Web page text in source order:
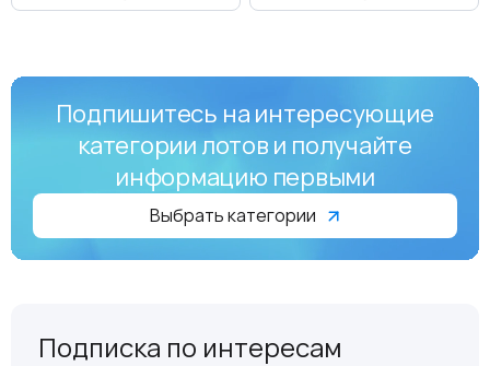
Подпишитесь на интересующие
категории лотов и получайте
информацию первыми
Выбрать категории
Подписка по интересам